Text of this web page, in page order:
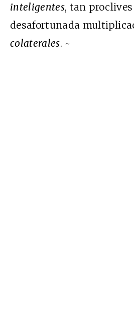
inteligentes, tan
desafortunada
colaterales. ~